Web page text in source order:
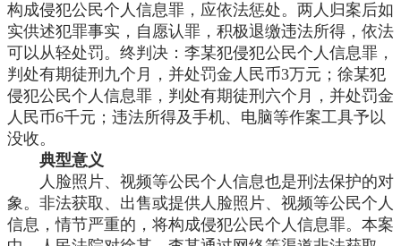
构成侵犯公民个人信息罪，应依法惩处。两人归案后如
实供述犯罪事实，自愿认罪，积极退缴违法所得，依法
可以从轻处罚。终判决：李某犯侵犯公民个人信息罪，
判处有期徒刑九个月，并处罚金人民币3万元；徐某犯
侵犯公民个人信息罪，判处有期徒刑六个月，并处罚金
人民币6千元；违法所得及手机、电脑等作案工具予以
没收。
典型意义
人脸照片、视频等公民个人信息也是刑法保护的对
象。非法获取、出售或提供人脸照片、视频等公民个人
信息，情节严重的，将构成侵犯公民个人信息罪。本案